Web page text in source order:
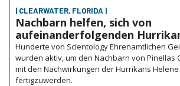
| CLEARWATER, FLORIDA |
Nachbarn helfen, sich von
aufeinanderfolgenden
Hunderte von Scientology Ehrenamtlichen
wurden aktiv, um den Nachbarn von Pinellas
mit den Nachwirkungen der Hurrikans
fertigzuwerden.